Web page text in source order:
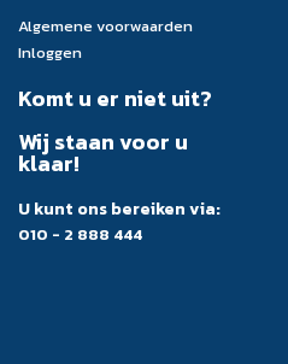
Algemene voorwaarden
Inloggen
Komt u er niet uit?
Wij staan voor u
klaar!
U kunt ons bereiken via:
010 - 2 888 444